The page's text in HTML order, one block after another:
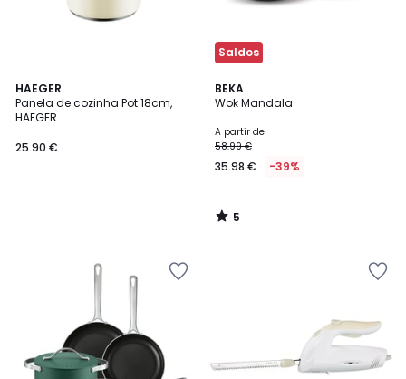
HAEGER
Panela de cozinha Pot 18cm,
HAEGER
25.90 €
Saldos
BEKA
Wok Mandala
A partir de
58.99 €
35.98 € -39%
5
/
5
/